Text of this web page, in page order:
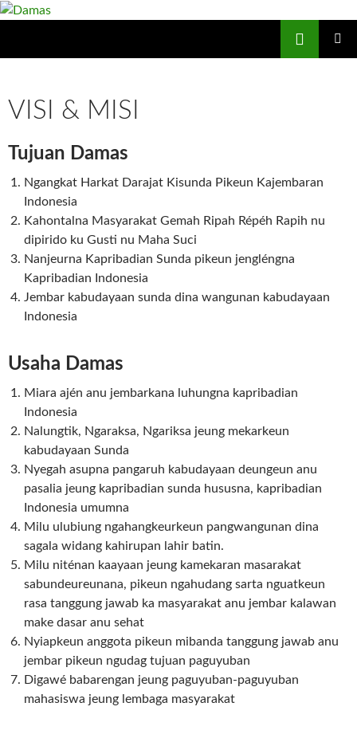
Skip
VISI & MISI
Tujuan Damas
Ngangkat Harkat Darajat Kisunda Pikeun Kajembaran
Indonesia
Kahontalna Masyarakat Gemah Ripah Répéh Rapih nu
dipirido ku Gusti nu Maha Suci
Nanjeurna Kapribadian Sunda pikeun jengléngna
Kapribadian Indonesia
Jembar kabudayaan sunda dina wangunan kabudayaan
Indonesia
Usaha Damas
Miara ajén anu jembarkana luhungna kapribadian
Indonesia
Nalungtik, Ngaraksa, Ngariksa jeung mekarkeun
kabudayaan Sunda
Nyegah asupna pangaruh kabudayaan deungeun anu
pasalia jeung kapribadian sunda hususna, kapribadian
Indonesia umumna
Milu ulubiung ngahangkeurkeun pangwangunan dina
sagala widang kahirupan lahir batin.
Milu niténan kaayaan jeung kamekaran masarakat
sabundeureunana, pikeun ngahudang sarta nguatkeun
rasa tanggung jawab ka masyarakat anu jembar kalawan
make dasar anu sehat
Nyiapkeun anggota pikeun mibanda tanggung jawab anu
jembar pikeun ngudag tujuan paguyuban
Digawé babarengan jeung paguyuban-paguyuban
mahasiswa jeung lembaga masyarakat